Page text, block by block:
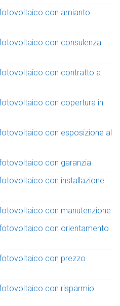
con amianto
con consulenza
con contratto a
con copertura in
con esposizione al
con garanzia
con installazione
con manutenzione
con orientamento
con prezzo
con risparmio